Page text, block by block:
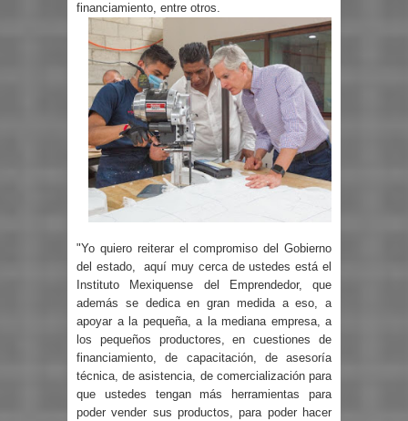
financiamiento, entre otros.
"Yo quiero reiterar el compromiso del Gobierno
del estado,
aquí muy cerca de ustedes está el
Instituto Mexiquense del Emprendedor, que
además se dedica en gran medida a eso, a
apoyar a la pequeña, a la mediana empresa, a
los pequeños productores, en cuestiones de
financiamiento, de capacitación, de asesoría
técnica, de asistencia, de comercialización para
que ustedes tengan más herramientas para
poder vender sus productos, para poder hacer